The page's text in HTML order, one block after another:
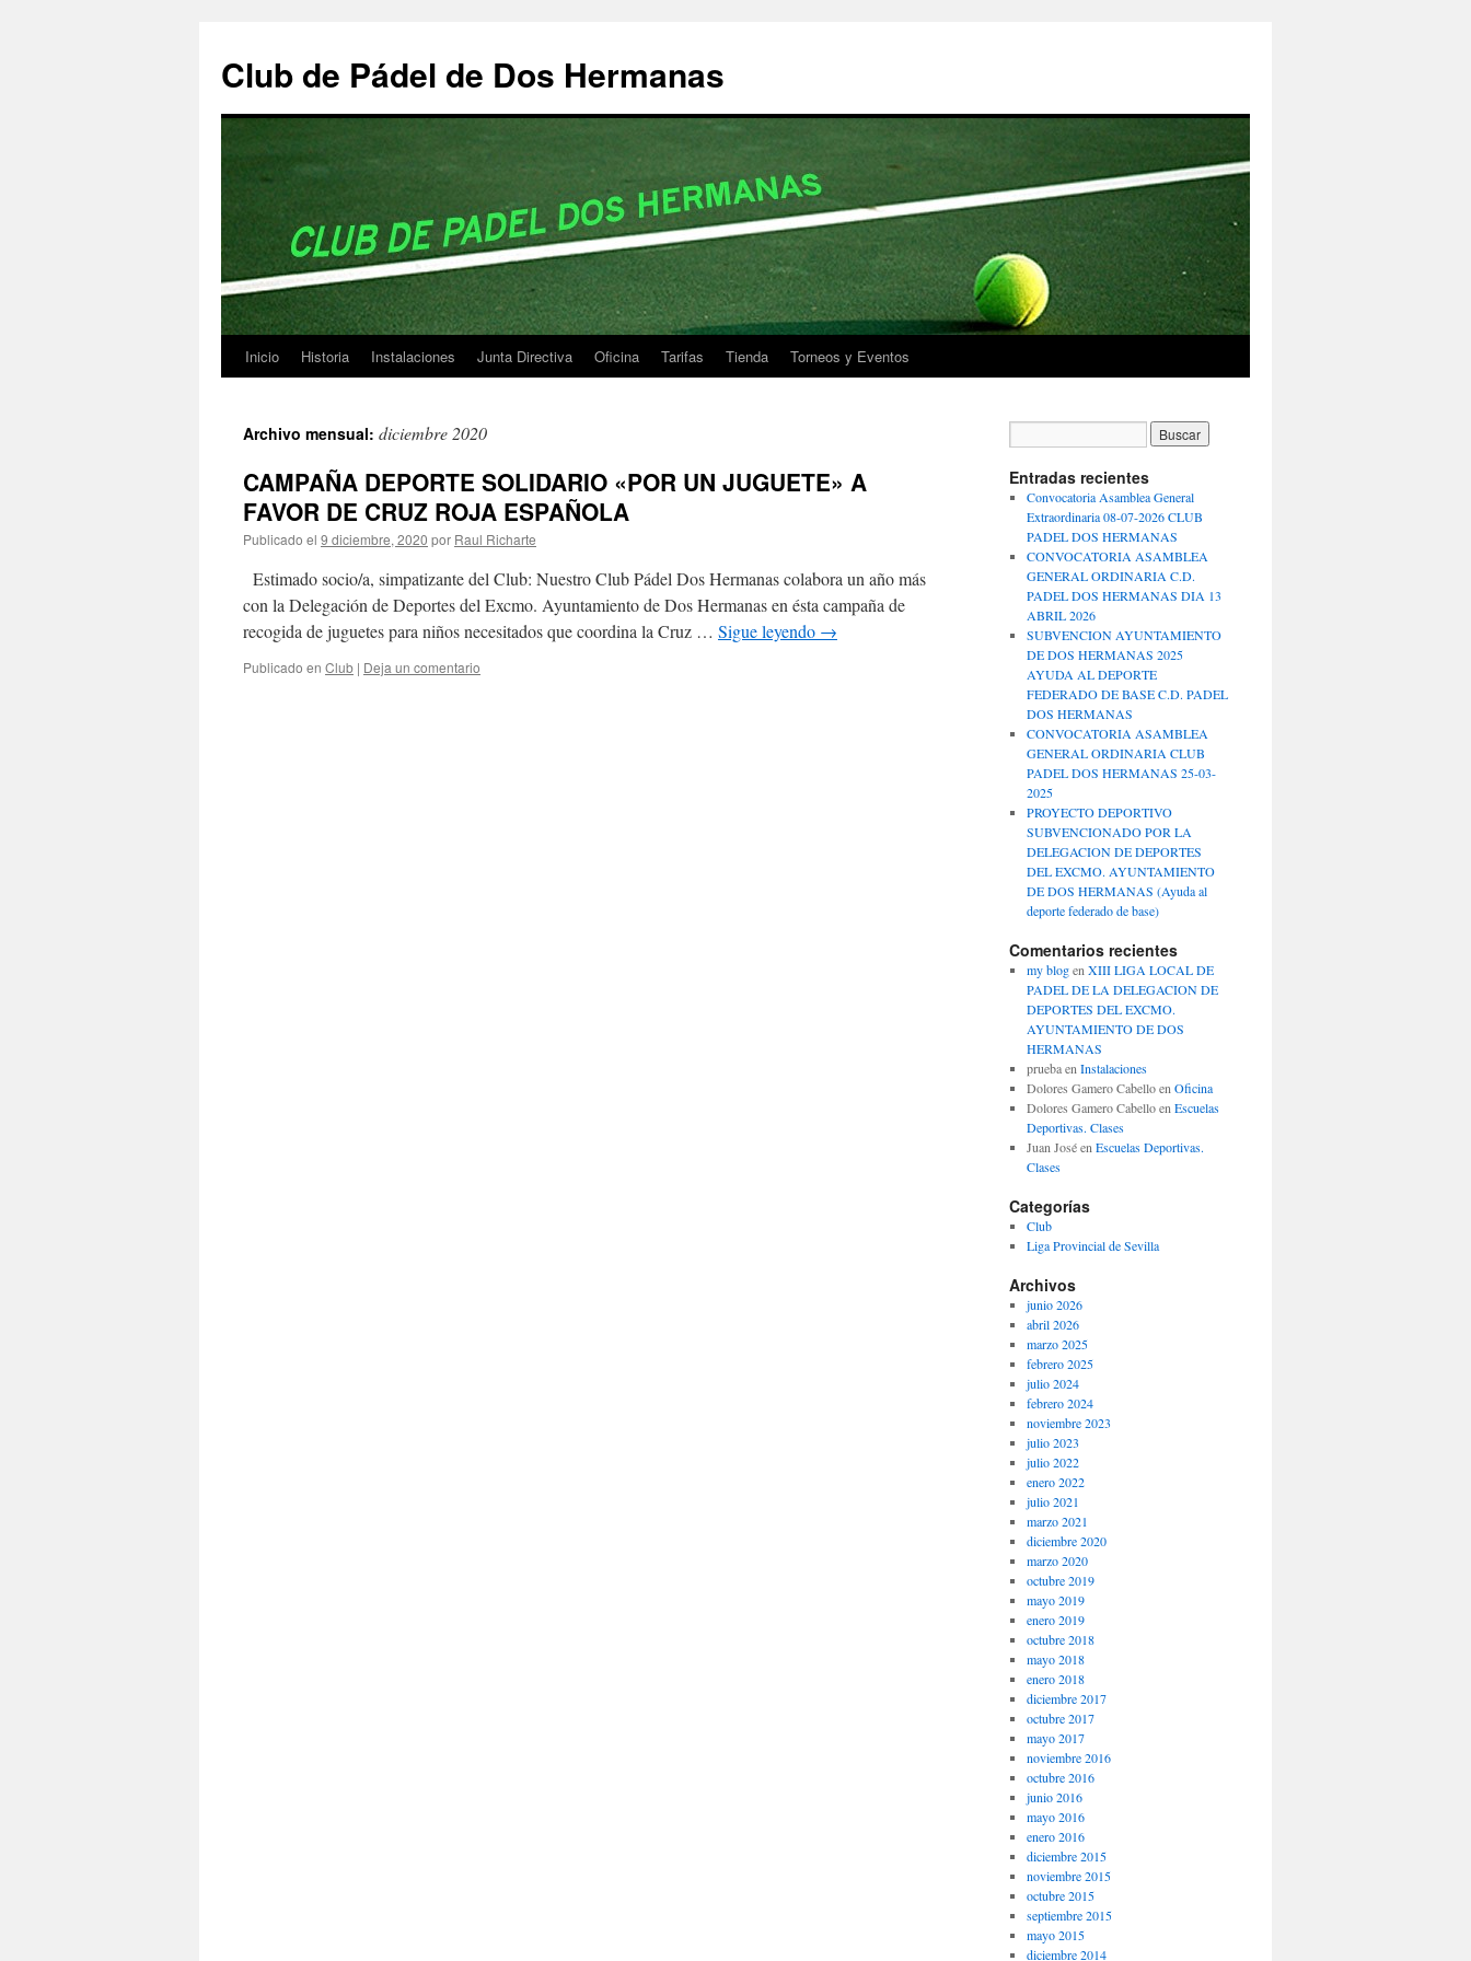
Club de Pádel de Dos Hermanas
Saltar
contenido
Inicio Historia Instalaciones Junta Directiva Oficina Tarifas Tienda Torneos y Eventos
Archivo mensual: diciembre 2020
CAMPAÑA DEPORTE SOLIDARIO «POR UN JUGUETE» A
FAVOR DE CRUZ ROJA ESPAÑOLA
Publicado el 9 diciembre, 2020 por Raul Richarte
Estimado socio/a, simpatizante del Club: Nuestro Club Pádel Dos Hermanas colabora un año más
con la Delegación de Deportes del Excmo. Ayuntamiento de Dos Hermanas en ésta campaña de
recogida de juguetes para niños necesitados que coordina la Cruz … Sigue leyendo →
Publicado en Club | Deja un comentario
Entradas recientes
Convocatoria Asamblea General
Extraordinaria 08-07-2026 CLUB
PADEL DOS HERMANAS
CONVOCATORIA ASAMBLEA
GENERAL ORDINARIA C.D.
PADEL DOS HERMANAS DIA 13
ABRIL 2026
SUBVENCION AYUNTAMIENTO
DE DOS HERMANAS 2025
AYUDA AL DEPORTE
FEDERADO DE BASE C.D. PADEL
DOS HERMANAS
CONVOCATORIA ASAMBLEA
GENERAL ORDINARIA CLUB
PADEL DOS HERMANAS 25-03-
2025
PROYECTO DEPORTIVO
SUBVENCIONADO POR LA
DELEGACION DE DEPORTES
DEL EXCMO. AYUNTAMIENTO
DE DOS HERMANAS (Ayuda al
deporte federado de base)
Comentarios recientes
my blogen XIII LIGA LOCAL DE
PADEL DE LA DELEGACION DE
DEPORTES DEL EXCMO.
AYUNTAMIENTO DE DOS
HERMANAS
pruebaen Instalaciones
Dolores Gamero Cabelloen Oficina
Dolores Gamero Cabelloen Escuelas
Deportivas. Clases
Juan Joséen Escuelas Deportivas.
Clases
Categorías
Club
Liga Provincial de Sevilla
Archivos
junio 2026
abril 2026
marzo 2025
febrero 2025
julio 2024
febrero 2024
noviembre 2023
julio 2023
julio 2022
enero 2022
julio 2021
marzo 2021
diciembre 2020
marzo 2020
octubre 2019
mayo 2019
enero 2019
octubre 2018
mayo 2018
enero 2018
diciembre 2017
octubre 2017
mayo 2017
noviembre 2016
octubre 2016
junio 2016
mayo 2016
enero 2016
diciembre 2015
noviembre 2015
octubre 2015
septiembre 2015
mayo 2015
diciembre 2014